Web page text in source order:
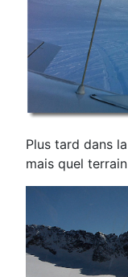
Plus tard dans
mais quel